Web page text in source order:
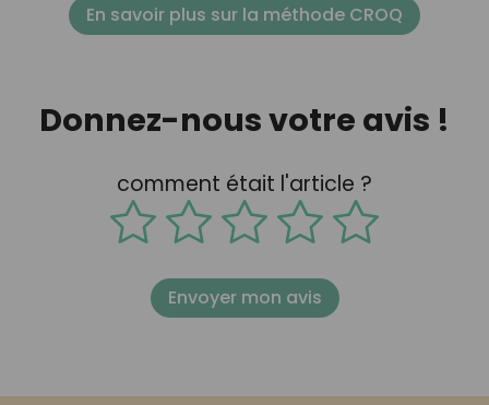
En savoir plus sur la méthode CROQ
Donnez-nous votre avis !
comment était l'article ?
Envoyer mon avis